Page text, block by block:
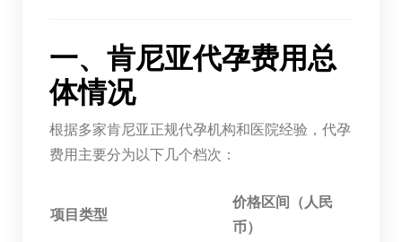
一、肯尼亚代孕费用总
体情况
根据多家肯尼亚正规代孕机构和医院经验，代孕
费用主要分为以下几个档次：
项目类型
价格区间（人民
币）